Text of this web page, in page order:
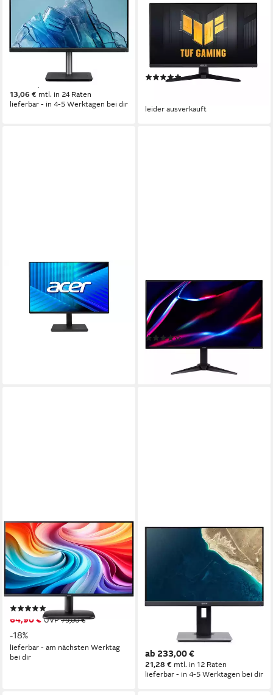
CB3 Series - LED - 61 cm
(24) TFT-Monitor
1920 x 1080 px, Full HD Auflösung
Reaktionszeit
Produktdatenblatt
ab 263,00 €
13,06 € mtl. in 24 Raten
lieferbar - in 4-5 Werktagen bei dir
Gaming-LED-Monitor
60,50 cm/ 23,8 Zoll Diagonale
1920 x 1080 px, Full HD
Auflösung
Reaktionszeit
Produktdatenblatt
(1)
leider ausverkauft
ACER
UM.QB7EE.G25 TFT-Monitor
Produktdatenblatt
ab 178,83 €
leider ausverkauft
VG273 Gaming-Monitor
68.6 cm/ 27 Zoll
Diagonale
1 ms Reaktionszeit
Produktdatenblatt
(1)
ab 132,17 €
leider ausverkauft
ACER
EK251Q P6 LED-Monitor
62 cm/ 25 Zoll Diagonale
1920 x 1080 px, Full HD Auflösung
4 ms Reaktionszeit
Produktdatenblatt
(5)
64,90 € UVP79,00 €
-18%
lieferbar - am nächsten Werktag
bei dir
VERO B247WE5BMIPRZX
24IN (61CM) 1920X1200
VGA HDMI DP USB HUB BL
1920 x 1200 px, WUXGA Auflösung
Reaktionszeit
Produktdatenblatt
ab 233,00 €
21,28 € mtl. in 12 Raten
lieferbar - in 4-5 Werktagen bei dir